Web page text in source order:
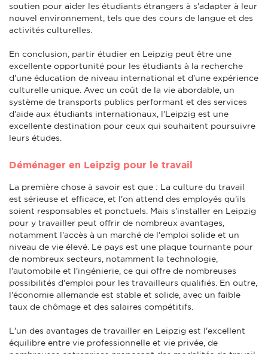
soutien pour aider les étudiants étrangers à s'adapter à leur
nouvel environnement, tels que des cours de langue et des
activités culturelles.
En conclusion, partir étudier en Leipzig peut être une
excellente opportunité pour les étudiants à la recherche
d'une éducation de niveau international et d'une expérience
culturelle unique. Avec un coût de la vie abordable, un
système de transports publics performant et des services
d'aide aux étudiants internationaux, l'Leipzig est une
excellente destination pour ceux qui souhaitent poursuivre
leurs études.
Déménager en Leipzig pour le travail
La première chose à savoir est que : La culture du travail
est sérieuse et efficace, et l'on attend des employés qu'ils
soient responsables et ponctuels. Mais s'installer en Leipzig
pour y travailler peut offrir de nombreux avantages,
notamment l'accès à un marché de l'emploi solide et un
niveau de vie élevé. Le pays est une plaque tournante pour
de nombreux secteurs, notamment la technologie,
l'automobile et l'ingénierie, ce qui offre de nombreuses
possibilités d'emploi pour les travailleurs qualifiés. En outre,
l'économie allemande est stable et solide, avec un faible
taux de chômage et des salaires compétitifs.
L'un des avantages de travailler en Leipzig est l'excellent
équilibre entre vie professionnelle et vie privée, de